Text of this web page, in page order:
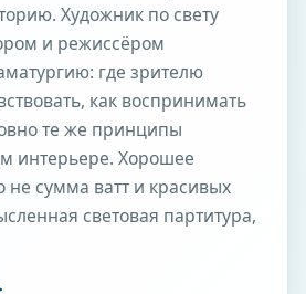
Художник по свету
и режиссёром
где зрителю
как воспринимать
те же принципы
интерьере. Хорошее
сумма ватт и красивых
световая партитура,